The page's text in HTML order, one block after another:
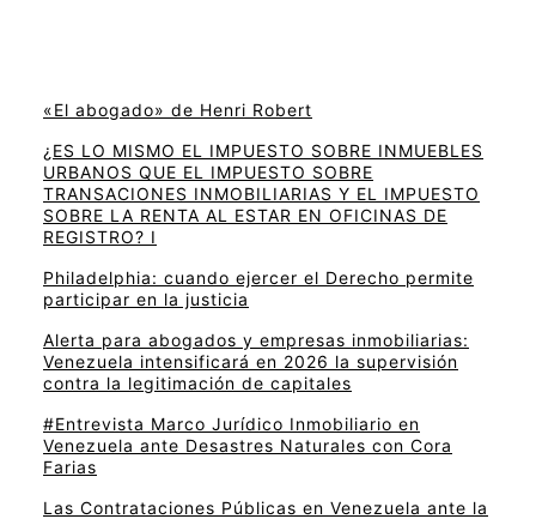
«El abogado» de Henri Robert
¿ES LO MISMO EL IMPUESTO SOBRE INMUEBLES
URBANOS QUE EL IMPUESTO SOBRE
TRANSACIONES INMOBILIARIAS Y EL IMPUESTO
SOBRE LA RENTA AL ESTAR EN OFICINAS DE
REGISTRO? I
Philadelphia: cuando ejercer el Derecho permite
participar en la justicia
Alerta para abogados y empresas inmobiliarias:
Venezuela intensificará en 2026 la supervisión
contra la legitimación de capitales
#Entrevista Marco Jurídico Inmobiliario en
Venezuela ante Desastres Naturales con Cora
Farias
Las Contrataciones Públicas en Venezuela ante la